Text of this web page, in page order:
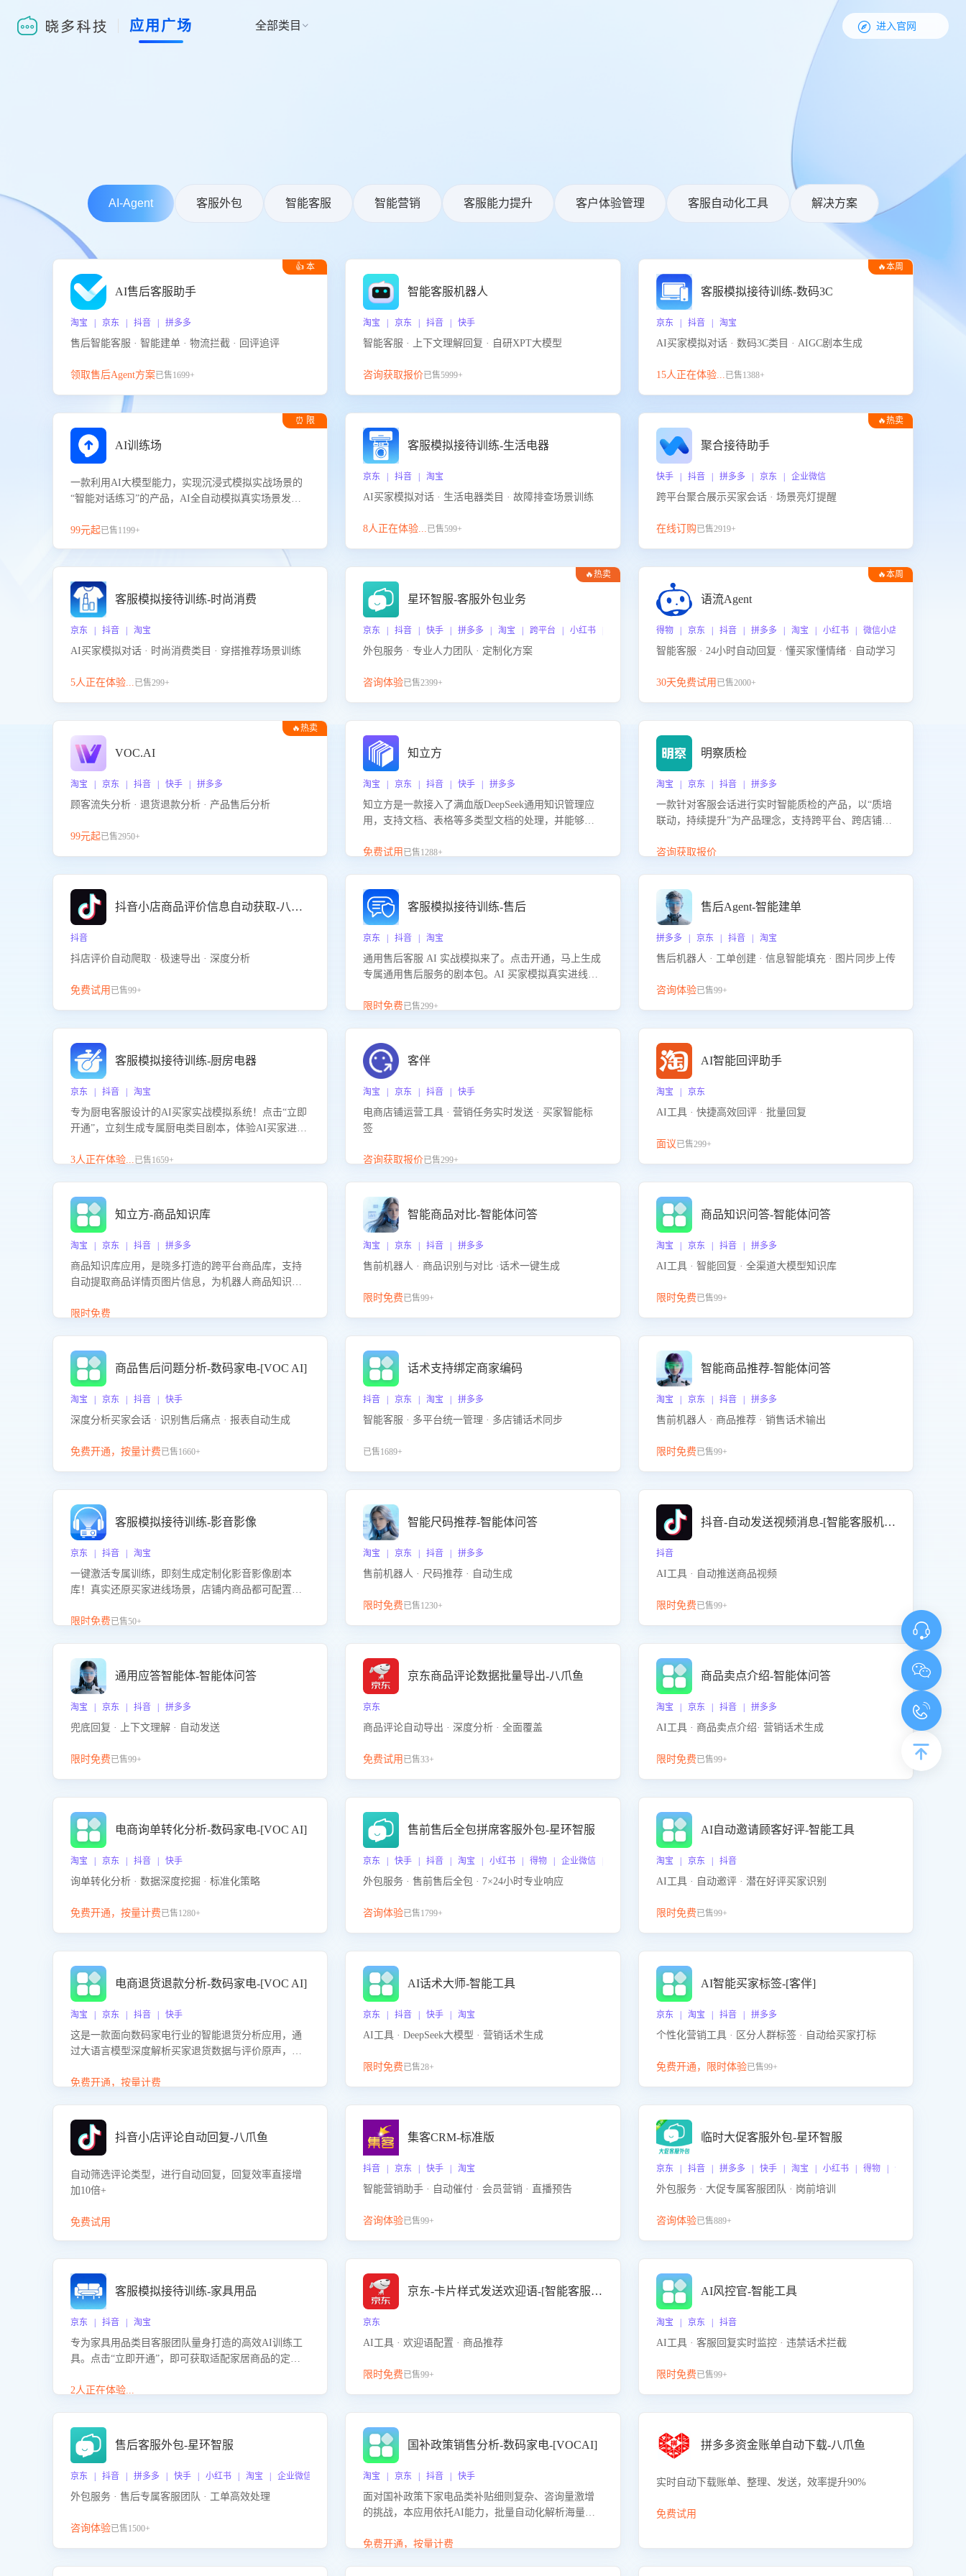
应用广场 全部类目   进入官网
AI-Agent 客服外包 智能客服 智能营销 客服能力提升 客户体验管理 客服自动化工具 解决方案
👍 本
AI售后客服助手
淘宝 | 京东 | 抖音 | 拼多多
售后智能客服 · 智能建单 · 物流拦截 · 回评追评
领取售后Agent方案已售1699+
智能客服机器人
淘宝 | 京东 | 抖音 | 快手
智能客服 · 上下文理解回复 · 自研XPT大模型
咨询获取报价已售5999+
🔥本周
客服模拟接待训练-数码3C
京东 | 抖音 | 淘宝
AI买家模拟对话 · 数码3C类目 · AIGC剧本生成
15人正在体验...已售1388+
⏰ 限
AI训练场
一款利用AI大模型能力，实现沉浸式模拟实战场景的
“智能对话练习”的产品，AI全自动模拟真实场景发生
提升客服团队的销服能力。
99元起已售1199+
客服模拟接待训练-生活电器
京东 | 抖音 | 淘宝
AI买家模拟对话 · 生活电器类目 · 故障排查场景训练
8人正在体验...已售599+
🔥热卖
聚合接待助手
快手 | 抖音 | 拼多多 | 京东 | 企业微信
跨平台聚合展示买家会话 · 场景亮灯提醒
在线订购已售2919+
客服模拟接待训练-时尚消费
京东 | 抖音 | 淘宝
AI买家模拟对话 · 时尚消费类目 · 穿搭推荐场景训练
5人正在体验...已售299+
🔥热卖
星环智服-客服外包业务
京东 | 抖音 | 快手 | 拼多多 | 淘宝 | 跨平台 | 小红书 | 得物 | 企业微信
外包服务 · 专业人力团队 · 定制化方案
咨询体验已售2399+
🔥本周
语流Agent
得物 | 京东 | 抖音 | 拼多多 | 淘宝 | 小红书 | 微信小店 | 快手 | 唯品
智能客服 · 24小时自动回复 · 懂买家懂情绪 · 自动学习
30天免费试用 已售2000+
🔥热卖
VOC.AI
淘宝 | 京东 | 抖音 | 快手 | 拼多多
顾客流失分析 · 退货退款分析 · 产品售后分析
99元起已售2950+
知立方
淘宝 | 京东 | 抖音 | 快手 | 拼多多
知立方是一款接入了满血版DeepSeek通用知识管理应
用，支持文档、表格等多类型文档的处理，并能够基
景提供强大的知识支持，帮助用户高效管理和利用知
免费试用 已售1288+
明察质检
淘宝 | 京东 | 抖音 | 拼多多
一款针对客服会话进行实时智能质检的产品，以“质培
联动，持续提升”为产品理念，支持跨平台、跨店铺的
联动，持续提升客服团队的销服能力。
咨询获取报价
抖音小店商品评价信息自动获取-八爪鱼
抖音
抖店评价自动爬取 · 极速导出 · 深度分析
免费试用 已售99+
客服模拟接待训练-售后
京东 | 抖音 | 淘宝
通用售后客服 AI 实战模拟来了。点击开通，马上生成
专属通用售后服务的剧本包。AI 买家模拟真实进线咨
咨询等售后场景的应对要点，轻松提升服务能力。
限时免费已售299+
售后Agent-智能建单
拼多多 | 京东 | 抖音 | 淘宝
售后机器人 · 工单创建 · 信息智能填充 · 图片同步上传
咨询体验已售99+
客服模拟接待训练-厨房电器
京东 | 抖音 | 淘宝
专为厨电客服设计的AI买家实战模拟系统！点击“立即
开通”，立刻生成专属厨电类目剧本，体验AI买家进线
能咨询”等真实场景应对技巧！
3人正在体验...已售1659+
客伴
淘宝 | 京东 | 抖音 | 快手
电商店铺运营工具 · 营销任务实时发送 · 买家智能标
签
咨询获取报价已售299+
AI智能回评助手
淘宝 | 京东
AI工具 · 快捷高效回评 · 批量回复
面议已售299+
知立方-商品知识库
淘宝 | 京东 | 抖音 | 拼多多
商品知识库应用，是晓多打造的跨平台商品库，支持
自动提取商品详情页图片信息，为机器人商品知识问
商品知识。
限时免费
智能商品对比-智能体问答
淘宝 | 京东 | 抖音 | 拼多多
售前机器人 · 商品识别与对比 ·话术一键生成
限时免费已售99+
商品知识问答-智能体问答
淘宝 | 京东 | 抖音 | 拼多多
AI工具 · 智能回复 · 全渠道大模型知识库
限时免费已售99+
商品售后问题分析-数码家电-[VOC AI]
淘宝 | 京东 | 抖音 | 快手
深度分析买家会话 · 识别售后痛点 · 报表自动生成
免费开通，按量计费已售1660+
话术支持绑定商家编码
抖音 | 京东 | 淘宝 | 拼多多
智能客服 · 多平台统一管理 · 多店铺话术同步
已售1689+
智能商品推荐-智能体问答
淘宝 | 京东 | 抖音 | 拼多多
售前机器人 · 商品推荐 · 销售话术输出
限时免费已售99+
客服模拟接待训练-影音影像
京东 | 抖音 | 淘宝
一键激活专属训练，即刻生成定制化影音影像剧本
库！真实还原买家进线场景，店铺内商品都可配置到
升客服售前转化率。点击 “立即开通”，快速获取影音
限时免费已售50+
智能尺码推荐-智能体问答
淘宝 | 京东 | 抖音 | 拼多多
售前机器人 · 尺码推荐 · 自动生成
限时免费已售1230+
抖音-自动发送视频消息-[智能客服机器人]
抖音
AI工具 · 自动推送商品视频
限时免费已售99+
通用应答智能体-智能体问答
淘宝 | 京东 | 抖音 | 拼多多
兜底回复 · 上下文理解 · 自动发送
限时免费已售99+
京东商品评论数据批量导出-八爪鱼
京东
商品评论自动导出 · 深度分析 · 全面覆盖
免费试用 已售33+
商品卖点介绍-智能体问答
淘宝 | 京东 | 抖音 | 拼多多
AI工具 · 商品卖点介绍· 营销话术生成
限时免费已售99+
电商询单转化分析-数码家电-[VOC AI]
淘宝 | 京东 | 抖音 | 快手
询单转化分析 · 数据深度挖掘 · 标准化策略
免费开通，按量计费已售1280+
售前售后全包拼席客服外包-星环智服
京东 | 快手 | 抖音 | 淘宝 | 小红书 | 得物 | 企业微信 | 跨平台
外包服务 · 售前售后全包 · 7×24小时专业响应
咨询体验已售1799+
AI自动邀请顾客好评-智能工具
淘宝 | 京东 | 抖音
AI工具 · 自动邀评 · 潜在好评买家识别
限时免费已售99+
电商退货退款分析-数码家电-[VOC AI]
淘宝 | 京东 | 抖音 | 快手
这是一款面向数码家电行业的智能退货分析应用，通
过大语言模型深度解析买家退货数据与评价原声，精
因，并输出可落地的改进建议，通过挖掘用户痛点驱
免费开通，按量计费
AI话术大师-智能工具
京东 | 抖音 | 快手 | 淘宝
AI工具 · DeepSeek大模型 · 营销话术生成
限时免费已售28+
AI智能买家标签-[客伴]
京东 | 淘宝 | 抖音 | 拼多多
个性化营销工具 · 区分人群标签 · 自动给买家打标
免费开通，限时体验已售99+
抖音小店评论自动回复-八爪鱼
自动筛选评论类型，进行自动回复，回复效率直接增
加10倍+
免费试用
集客CRM-标准版
抖音 | 京东 | 快手 | 淘宝
智能营销助手 · 自动催付 · 会员营销 · 直播预告
咨询体验已售99+
临时大促客服外包-星环智服
京东 | 抖音 | 拼多多 | 快手 | 淘宝 | 小红书 | 得物 | 企业微信
外包服务 · 大促专属客服团队 · 岗前培训
咨询体验已售889+
客服模拟接待训练-家具用品
京东 | 抖音 | 淘宝
专为家具用品类目客服团队量身打造的高效AI训练工
具。点击“立即开通”，即可获取适配家居商品的定制
客服在家具用品功能、尺寸参数咨询等高频场景下的
2人正在体验...
京东-卡片样式发送欢迎语-[智能客服机器人]
京东
AI工具 · 欢迎语配置 · 商品推荐
限时免费已售99+
AI风控官-智能工具
淘宝 | 京东 | 抖音
AI工具 · 客服回复实时监控 · 违禁话术拦截
限时免费已售99+
售后客服外包-星环智服
京东 | 抖音 | 拼多多 | 快手 | 小红书 | 淘宝 | 企业微信
外包服务 · 售后专属客服团队 · 工单高效处理
咨询体验已售1500+
国补政策销售分析-数码家电-[VOCAI]
淘宝 | 京东 | 抖音 | 快手
面对国补政策下家电品类补贴细则复杂、咨询量激增
的挑战，本应用依托AI能力，批量自动化解析海量客
政策的关注焦点与购买意向，深度洞察决策动因。同
免费开通，按量计费
拼多多资金账单自动下载-八爪鱼
实时自动下载账单、整理、发送，效率提升90%
免费试用